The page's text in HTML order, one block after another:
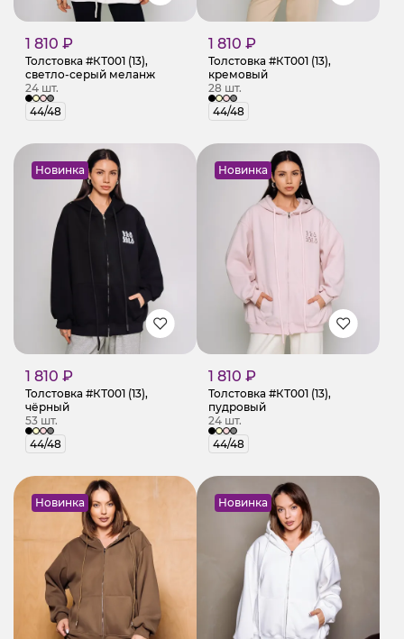
1 810 ₽
Толстовка #КТ001 (13),
светло-серый меланж
24 шт.
44/48
1 810 ₽
Толстовка #КТ001 (13),
кремовый
28 шт.
44/48
Новинка
1 810 ₽
Толстовка #КТ001 (13),
чёрный
53 шт.
44/48
Новинка
1 810 ₽
Толстовка #КТ001 (13),
пудровый
24 шт.
44/48
Новинка Новинка